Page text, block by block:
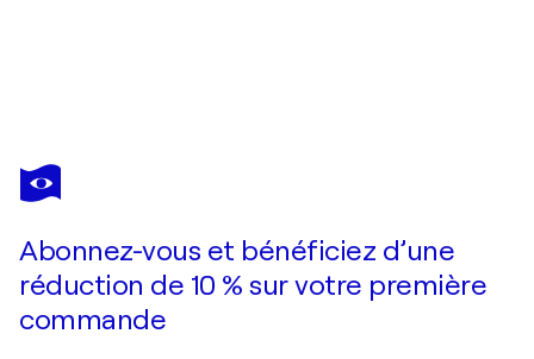
HALINKA JAKUBOWSKA
D'Ailleur II
Abonnez-vous et bénéficiez d’une
réduction de 10 % sur votre première
commande